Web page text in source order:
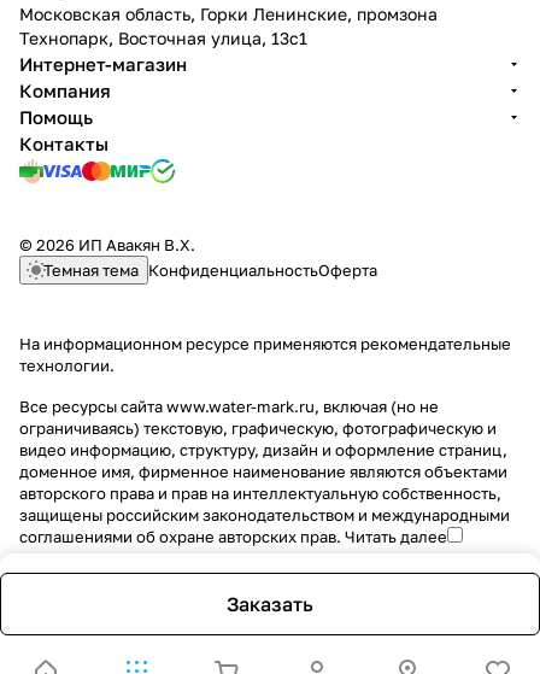
Заказать
Московская область, Горки Ленинские, промзона
Технопарк, Восточная улица, 13с1
Интернет-магазин
Компания
Помощь
Контакты
© 2026 ИП Авакян В.Х.
Темная тема КонфиденциальностьОферта
На информационном ресурсе применяются рекомендательные
технологии.
Все ресурсы сайта www.water-mark.ru, включая (но не
ограничиваясь) текстовую, графическую, фотографическую и
видео информацию, структуру, дизайн и оформление страниц,
доменное имя, фирменное наименование являются объектами
авторского права и прав на интеллектуальную собственность,
защищены российским законодательством и международными
соглашениями об охране авторских прав. Читать далее